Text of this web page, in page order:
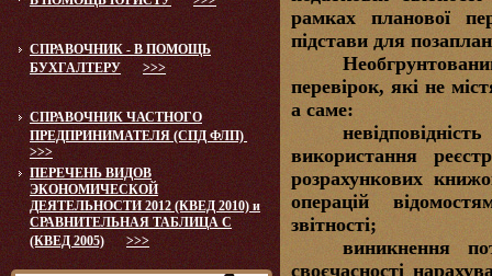
СПРАВОЧНИК - В ПОМОЩЬ
БУХГАЛТЕРУ
>>>
СПРАВОЧНИК ЧАСТНОГО
ПРЕДПРИНИМАТЕЛЯ (СПД ФЛП)
>>>
ПЕРЕЧЕНЬ ВИДОВ
ЭКОНОМИЧЕСКОЙ
ДЕЯТЕЛЬНОСТИ 2012 (КВЕД 2010) и
СРАВНИТЕЛЬНАЯ ТАБЛИЦА С
(КВЕД 2005)
>>>
рамках планової
підстави для
перевірок, які не
а саме:
використання
розрахункових
операцій
звітності;
виникнення
своєчасності